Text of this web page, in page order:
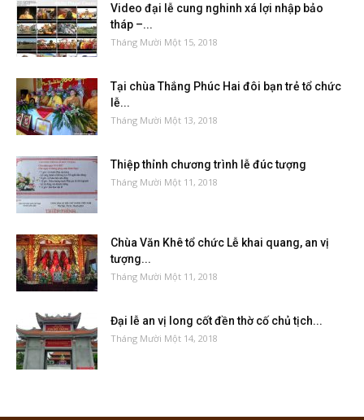
Video đại lễ cung nghinh xá lợi nhập bảo
tháp –...
Tháng Mười Một 15, 2018
Tại chùa Thắng Phúc Hai đôi bạn trẻ tổ chức
lễ...
Tháng Mười Một 13, 2018
Thiệp thỉnh chương trình lễ đúc tượng
Tháng Mười Một 11, 2018
Chùa Văn Khê tổ chức Lễ khai quang, an vị
tượng...
Tháng Mười Một 11, 2018
Đại lễ an vị long cốt đền thờ cố chủ tịch...
Tháng Mười Một 14, 2018